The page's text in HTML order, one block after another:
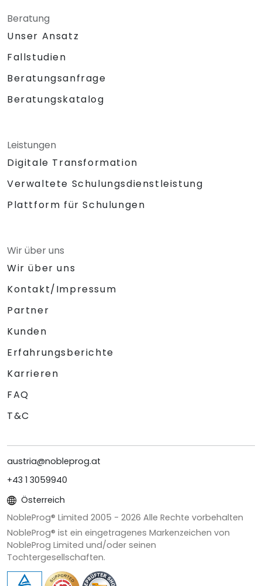
Beratung
Unser Ansatz
Fallstudien
Beratungsanfrage
Beratungskatalog
Leistungen
Digitale Transformation
Verwaltete Schulungsdienstleistung
Plattform für Schulungen
Wir über uns
Wir über uns
Kontakt/Impressum
Partner
Kunden
Erfahrungsberichte
Karrieren
FAQ
T&C
austria@nobleprog.at
+43 1 3059940
Österreich
NobleProg® Limited 2005 - 2026 Alle Rechte vorbehalten
NobleProg® ist ein eingetragenes Markenzeichen von
NobleProg Limited und/oder seinen
Tochtergesellschaften.